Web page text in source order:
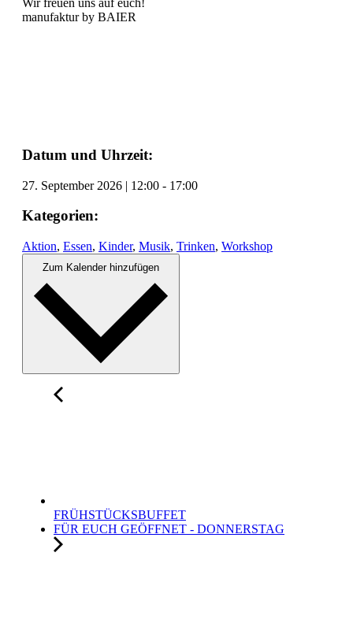
Wir freuen uns auf euch!
manufaktur by BAIER
Datum und Uhrzeit:
27. September 2026 | 12:00 - 17:00
Kategorien:
Aktion, Essen, Kinder, Musik, Trinken, Workshop
FRÜHSTÜCKSBUFFET
FÜR EUCH GEÖFFNET - DONNERSTAG